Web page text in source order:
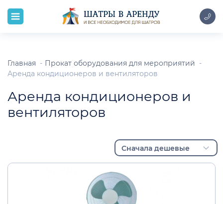
Главная
Прокат оборудования для мероприятий
Аренда кондиционеров и вентиляторов
Аренда кондиционеров и
вентиляторов
Сначала дешевые